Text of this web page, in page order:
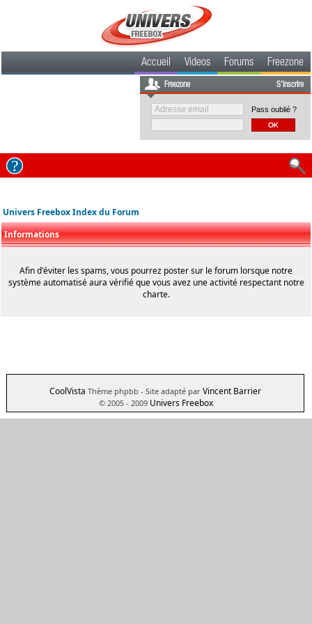
Accueil Videos Forums Freezone
Freezone S'inscrire
Pass oublié ?
Univers Freebox Index du Forum
Informations
Afin d'éviter les spams, vous pourrez poster sur le forum lorsque notre
système automatisé aura vérifié que vous avez une activité respectant notre
charte.
CoolVista Thème phpbb - Site adapté par Vincent Barrier
© 2005 - 2009 Univers Freebox